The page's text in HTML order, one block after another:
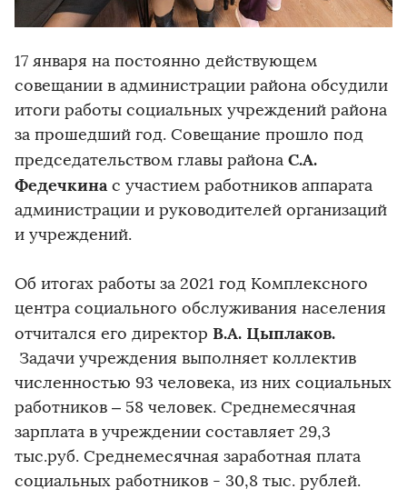
17 января на постоянно действующем
совещании в администрации района обсудили
итоги работы социальных учреждений района
за прошедший год. Совещание прошло под
председательством главы района С.А.
Федечкинас участием работников аппарата
администрации и руководителей организаций
и учреждений.
Об итогах работы за 2021 год Комплексного
центра социального обслуживания населения
отчитался его директор В.А. Цыплаков.
Задачи учреждения выполняет коллектив
численностью 93 человека, из них социальных
работников – 58 человек. Среднемесячная
зарплата в учреждении составляет 29,3
тыс.руб. Среднемесячная заработная плата
социальных работников - 30,8 тыс. рублей.